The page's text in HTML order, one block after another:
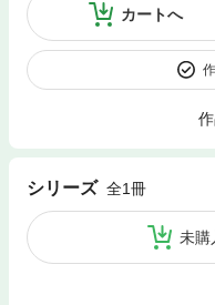
カートへ
シリーズ 全1冊
未購